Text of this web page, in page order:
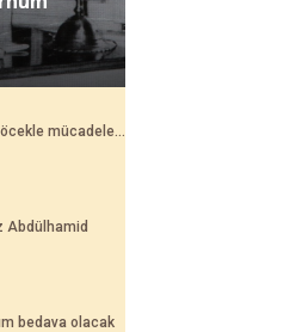
mücadele...
Abdülhamid
bedava olacak